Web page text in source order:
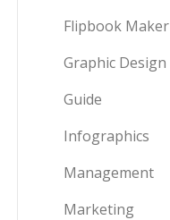
Flipbook Maker
Graphic Design
Guide
Infographics
Management
Marketing